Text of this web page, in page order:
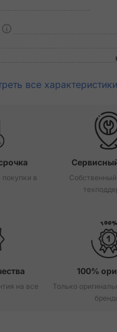
все характеристики
в
на все
100%
Только